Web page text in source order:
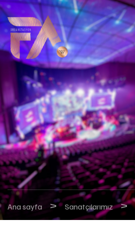
Ana sayfa > Sanatçılarımız >